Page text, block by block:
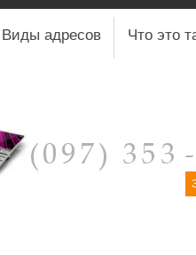
Виды адресов Что это